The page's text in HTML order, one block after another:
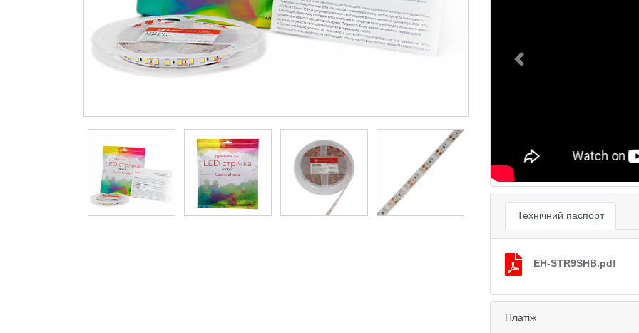
Previous
Технічний паспорт
EH-STR9SHB.pdf
Платіж